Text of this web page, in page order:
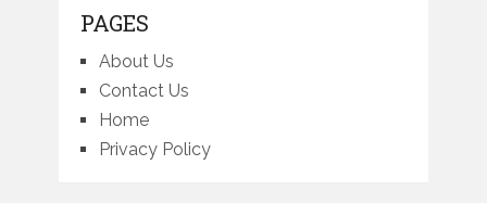
PAGES
About Us
Contact Us
Home
Privacy Policy